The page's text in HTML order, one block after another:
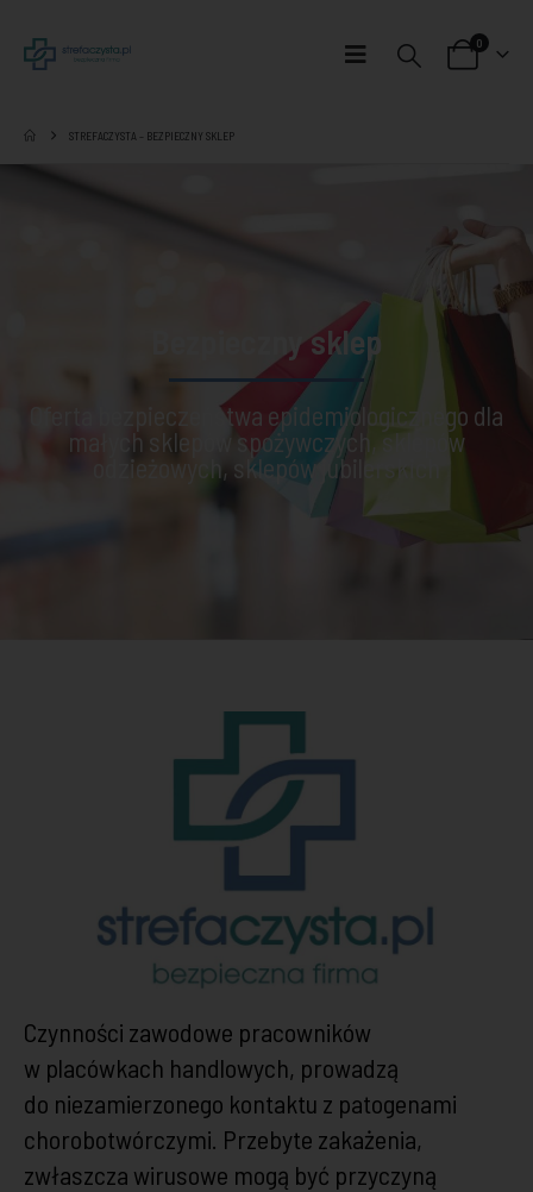
0
STREFACZYSTA – BEZPIECZNY SKLEP
Bezpieczny sklep
Oferta bezpieczeństwa epidemiologicznego dla
małych sklepów spożywczych, sklepów
odzieżowych, sklepów jubilerskich
Czynności zawodowe pracowników
w placówkach handlowych, prowadzą
do niezamierzonego kontaktu z patogenami
chorobotwórczymi. Przebyte zakażenia,
zwłaszcza wirusowe mogą być przyczyną